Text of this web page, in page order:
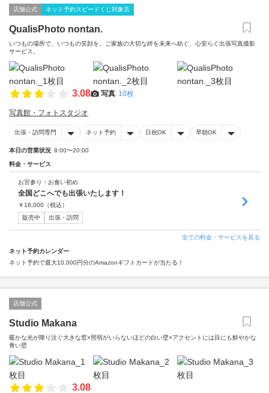
店舗公式 ネット予約スピードくじ対象店
QualisPhoto nontan.
いつもの場所で、いつもの笑顔を。ご家族の大切な絆を未来へ紡ぐ、心安らぐ出張写真撮影
サービス。
3.08 写真 10枚
写真館・フォトスタジオ
出張・訪問専門 ネット予約 日祝OK 早朝OK
本日の営業状況 8:00〜20:00
料金・サービス
お宮参り・お食い初め
全国どこへでも出張いたします！
￥ 18,000 （税込）
販売中
出張・訪問
全ての料金・サービスを見る
ネット予約カレンダー
ネット予約で最大10,000円分のAmazonギフトカードが当たる！
店舗公式
Studio Makana
暖かな光が降り注ぐ大きな窓×照明がいらないほどの白い壁×アクセントには目にも鮮やかな
青い壁
3.08